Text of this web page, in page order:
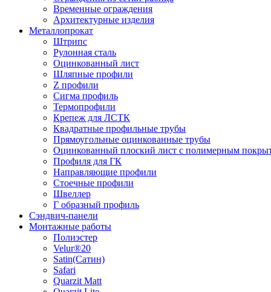
Временные ограждения
Архитектурные изделия
Металлопрокат
Штрипс
Рулонная сталь
Оцинкованный лист
Шляпные профили
Z профили
Сигма профиль
Термопрофили
Крепеж для ЛСТК
Квадратные профильные трубы
Прямоугольные оцинкованные трубы
Оцинкованный плоский лист с полимерным
Профиля для ГК
Направляющие профили
Стоечные профили
Швеллер
Г образный профиль
Сэндвич-панели
Монтажные работы
Полиэстер
Velur®20
Satin(Сатин)
Safari
Quarzit Matt